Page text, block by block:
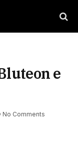
e
No Comments